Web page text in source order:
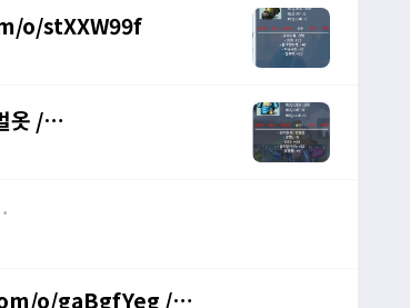
o/stXXW99f
옷 /
o/gaBgfYeg /